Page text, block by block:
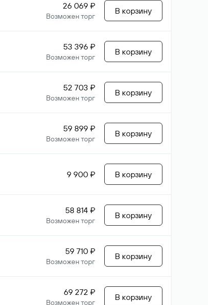
26 069 ₽
Возможен торг
В корзину
53 396 ₽
Возможен торг
В корзину
52 703 ₽
Возможен торг
В корзину
59 899 ₽
Возможен торг
В корзину
9 900 ₽ В корзину
58 814 ₽
Возможен торг
В корзину
59 710 ₽
Возможен торг
В корзину
69 272 ₽
Возможен торг
В корзину